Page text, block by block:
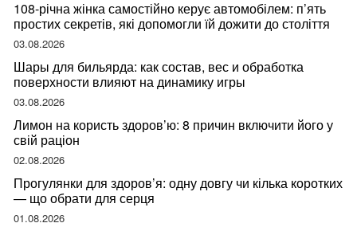
108-річна жінка самостійно керує автомобілем: п’ять
простих секретів, які допомогли їй дожити до століття
03.08.2026
Шары для бильярда: как состав, вес и обработка
поверхности влияют на динамику игры
03.08.2026
Лимон на користь здоров’ю: 8 причин включити його у
свій раціон
02.08.2026
Прогулянки для здоров’я: одну довгу чи кілька коротких
— що обрати для серця
01.08.2026